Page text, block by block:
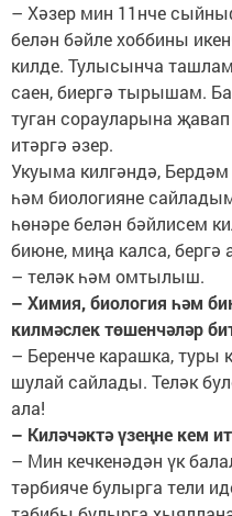
– Хәзер мин 11нче
белән бәйле хоббины
килде. Тулысынча
саен, биергә тырышам.
туган сорауларына
итәргә әзер.
Укуыма килгәндә,
һәм биологияне
һөнәре белән бәйлисем
биюне, миңа калса,
– теләк һәм омтылыш.
– Химия, биология һәм
килмәслек төшенчәләр
– Беренче карашка, туры
шулай сайлады. Теләк
ала!
– Киләчәктә үзеңне кем
– Мин кечкенәдән үк
тәрбияче булырга тели